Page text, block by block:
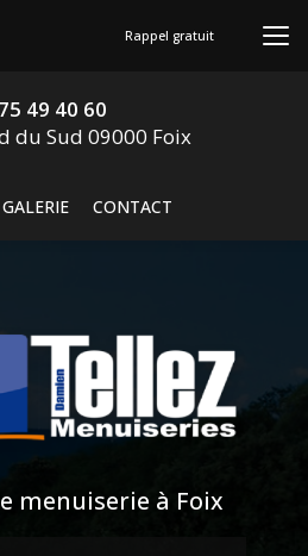
49 40 60
du Sud 09000 Foix
GALERIE CONTACT
Rappel gratuit
menuiserie à Foix